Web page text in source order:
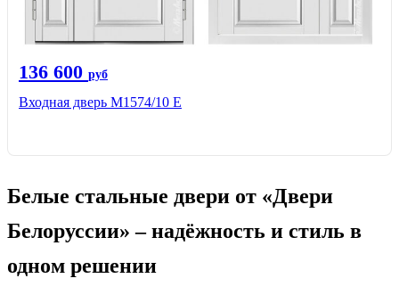
136 600 руб
Входная дверь М1574/10 Е
Белые стальные двери от «Двери
Белоруссии» – надёжность и стиль в
одном решении